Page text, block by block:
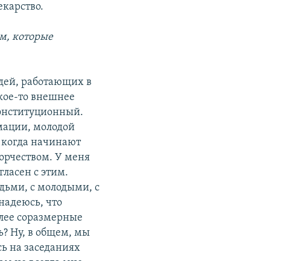
которые
работающих в
то внешнее
молодой
когда начинают
У меня
с этим.
с молодыми, с
что
соразмерные
Ну, в общем, мы
на заседаниях